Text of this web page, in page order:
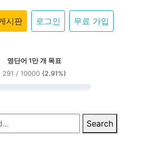
시판 로그인 무료 가입
영단어 1만 개 목표
291 / 10000 (2.91%)
Search